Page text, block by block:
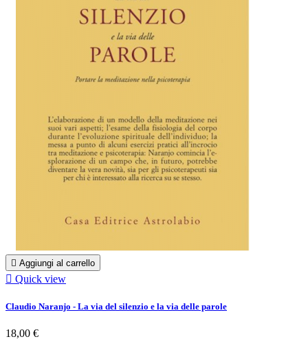
 Aggiungi al carrello
 Quick view
Claudio Naranjo - La via del silenzio e la via delle parole
18,00 €